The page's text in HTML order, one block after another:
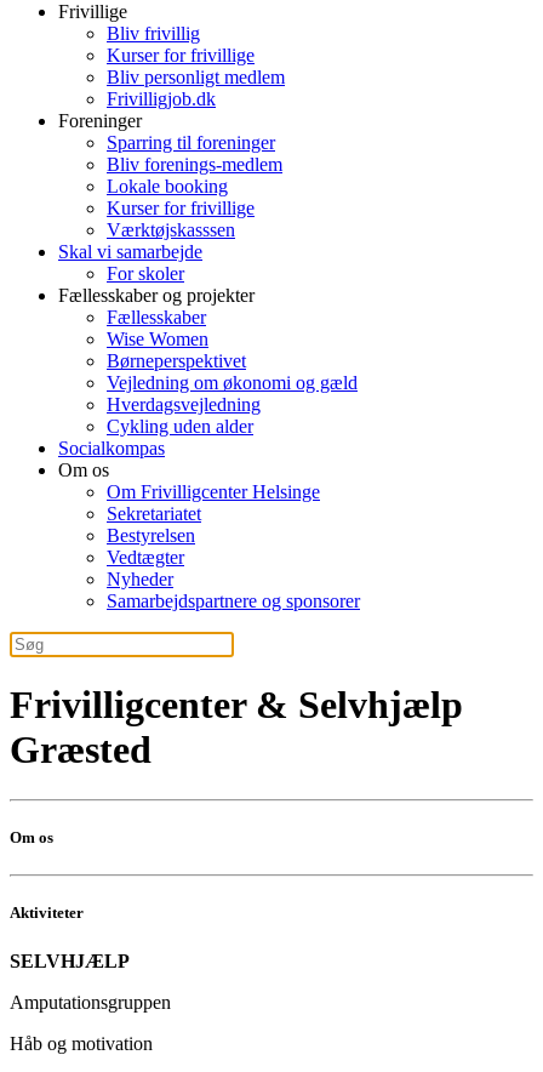
Frivillige
Bliv frivillig
Kurser for frivillige
Bliv personligt medlem
Frivilligjob.dk
Foreninger
Sparring til foreninger
Bliv forenings-medlem
Lokale booking
Kurser for frivillige
Værktøjskasssen
Skal vi samarbejde
For skoler
Fællesskaber og projekter
Fællesskaber
Wise Women
Børneperspektivet
Vejledning om økonomi og gæld
Hverdagsvejledning
Cykling uden alder
Socialkompas
Om os
Om Frivilligcenter Helsinge
Sekretariatet
Bestyrelsen
Vedtægter
Nyheder
Samarbejdspartnere og sponsorer
Frivilligcenter & Selvhjælp
Græsted
Om os
Aktiviteter
SELVHJÆLP
Amputationsgruppen
Håb og motivation